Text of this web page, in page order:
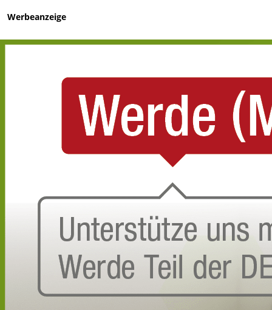
Werbeanzeige